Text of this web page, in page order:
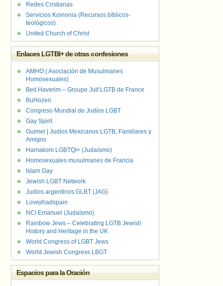
Redes Cristianas
Servicios Koinonia (Recursos bíblicos-
teológicos)
United Church of Christ
Enlaces LGTBI+ de otras confesiones
AMHO ( Asociación de Musulmanes
Homosexuales)
Beit Haverim – Groupe Juif LGTB de France
BuHozen
Congreso Mundial de Judíos LGBT
Gay Spirit
Guimel | Judíos Mexicanos LGTB, Familiares y
Amigos
Hamakom LGBTQI+ (Judaísmo)
Homosexuales musulmanes de Francia
Islam Gay
Jewish LGBT Network
Judíos argentinos GLBT (JAG)
Lovejihadspain
NCI Emanuel (Judaísmo)
Rainbow Jews – Celebrating LGTB Jewish
History and Heritage in the UK
World Congress of LGBT Jews
World Jewish Congress LBGT
Espacios para la Oración